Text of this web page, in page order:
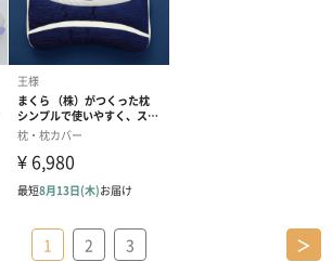
1 2 3 ＞